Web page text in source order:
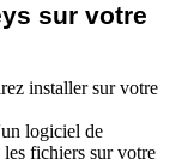
sur votre
installer sur votre
logiciel de
fichiers sur votre